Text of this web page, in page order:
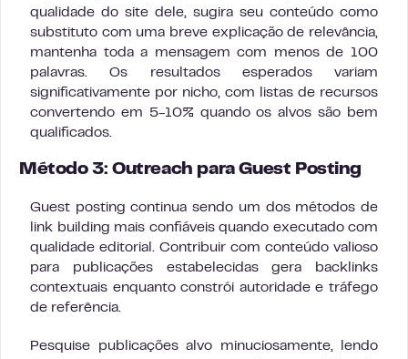
qualidade do site dele, sugira seu conteúdo como
substituto com uma breve explicação de relevância,
mantenha toda a mensagem com menos de 100
palavras. Os resultados esperados variam
significativamente por nicho, com listas de recursos
convertendo em 5-10% quando os alvos são bem
qualificados.
Método 3: Outreach para Guest Posting
Guest posting continua sendo um dos métodos de
link building mais confiáveis quando executado com
qualidade editorial. Contribuir com conteúdo valioso
para publicações estabelecidas gera backlinks
contextuais enquanto constrói autoridade e tráfego
de referência.
Pesquise publicações alvo minuciosamente, lendo